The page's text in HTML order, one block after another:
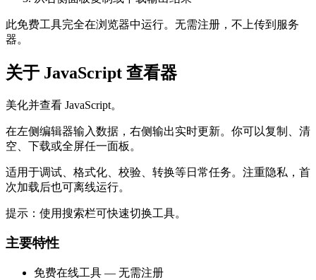
此免费工具完全在浏览器中运行。无需注册，不上传到服务
器。
关于 JavaScript 查看器
美化并查看 JavaScript。
在左侧编辑器输入数据，右侧输出实时更新。你可以复制、清
空、下载或全屏任一面板。
适用于调试、格式化、校验、转换等日常任务。注重隐私，首
次加载后也可离线运行。
提示：使用搜索栏可快速切换工具。
主要特性
免费在线工具 — 无需注册